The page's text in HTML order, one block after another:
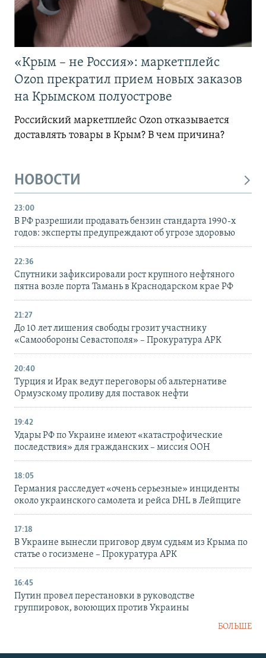
«Крым – не Россия»: маркетплейс
Ozon прекратил прием новых заказов
на Крымском полуострове
Российский маркетплейс Ozon отказывается
доставлять товары в Крым? В чем причина?
НОВОСТИ
23:00
В РФ разрешили продавать бензин стандарта 1990-х
годов: эксперты предупреждают об угрозе здоровью
22:36
Спутники зафиксировали рост крупного нефтяного
пятна возле порта Тамань в Краснодарском крае РФ
21:27
До 10 лет лишения свободы грозит участнику
«Самообороны Севастополя» – Прокуратура АРК
20:40
Турция и Ирак ведут переговоры об альтернативе
Ормузскому проливу для поставок нефти
19:42
Удары РФ по Украине имеют «катастрофические
последствия» для гражданских – миссия ООН
18:05
Германия расследует «очень серьезные» инциденты
около украинского самолета и рейса DHL в Лейпциге
17:18
В Украине вынесли приговор двум судьям из Крыма по
статье о госизмене – Прокуратура АРК
16:45
Путин провел перестановки в руководстве
группировок, воюющих против Украины
БОЛЬШЕ